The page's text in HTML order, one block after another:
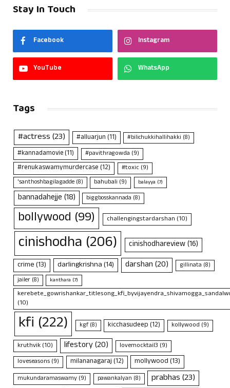
Stay In Touch
Facebook Instagram
YouTube WhatsApp
Tags
#actress(23) #alluarjun(11) #bilichukkihallihakki (8)
#kannadamovie(11) #pavithragowda (9)
#renukaswamymurdercase(12) #toxic(9)
'santhoshbagilagadde (8) bahubali (9) balayya (7)
bannadahejje(18) biggbosskannada (8)
bollywood (99) challengingstardarshan (10)
cinishodha (206) cinishodhareview(16)
crime(13) darlingkrishna(14) darshan(20) gillinata (8)
jailer (8) kanthara (7)
(10)
kfi (222) kgf(8) kicchasudeep(12) kollywood (9)
kruthvik(10) lifestory(20) lovemocktail3 (9)
loveseasons (9) milananagaraj(12) mollywood(13)
mukundaramaswamy (9) pawankalyan (8) prabhas(23)